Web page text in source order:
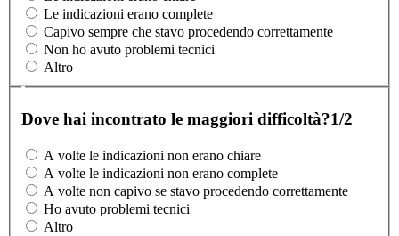
Le indicazioni erano complete
Capivo sempre che stavo procedendo correttamente
Non ho avuto problemi tecnici
Altro
Dove hai incontrato le maggiori difficoltà?1/2
A volte le indicazioni non erano chiare
A volte le indicazioni non erano complete
A volte non capivo se stavo procedendo correttamente
Ho avuto problemi tecnici
Altro